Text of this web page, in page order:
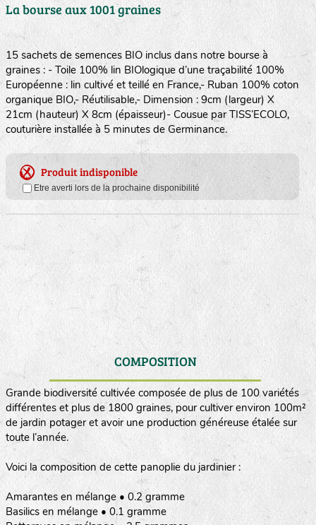
La bourse aux 1001 graines
15 sachets de semences BIO inclus dans notre bourse à
graines : - Toile 100% lin BIOlogique d’une traçabilité 100%
Européenne : lin cultivé et teillé en France,- Ruban 100% coton
organique BIO,- Réutilisable,- Dimension : 9cm (largeur) X
21cm (hauteur) X 8cm (épaisseur)- Cousue par TISS’ECOLO,
couturière installée à 5 minutes de Germinance.
Produit indisponible
Etre averti lors de la prochaine disponibilité
COMPOSITION
Grande biodiversité cultivée composée de plus de 100 variétés
différentes et plus de 1800 graines, pour cultiver environ 100m²
de jardin potager et avoir une production généreuse étalée sur
toute l’année.
Voici la composition de cette panoplie du jardinier :
Amarantes en mélange • 0.2 gramme
Basilics en mélange • 0.1 gramme